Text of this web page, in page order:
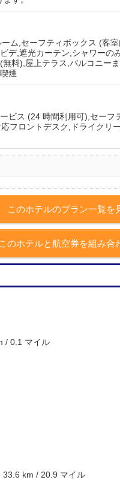
ム,セーフティボックス (客
デ,遮光カーテン,シャワー
料),屋上テラス,バルコニー
煙
ビス (24 時間利用可),セー
フロントデスク,ドライクリ
このホテルのプラン一覧を
このホテルと航空券を組み合
/ 0.1 マイル
33.6 km / 20.9 マイル